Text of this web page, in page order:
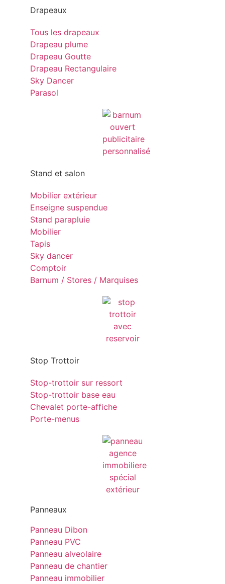
Drapeaux
Tous les drapeaux
Drapeau plume
Drapeau Goutte
Drapeau Rectangulaire
Sky Dancer
Parasol
Stand et salon
Mobilier extérieur
Enseigne suspendue
Stand parapluie
Mobilier
Tapis
Sky dancer
Comptoir
Barnum / Stores / Marquises
Stop Trottoir
Stop-trottoir sur ressort
Stop-trottoir base eau
Chevalet porte-affiche
Porte-menus
Panneaux
Panneau Dibon
Panneau PVC
Panneau alveolaire
Panneau de chantier
Panneau immobilier